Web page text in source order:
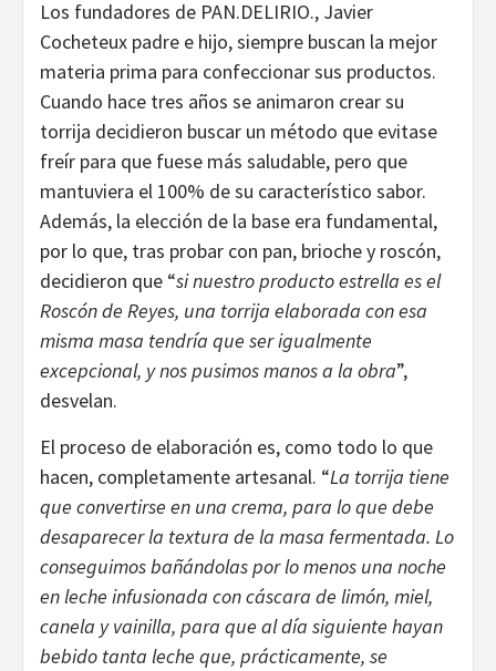
Los fundadores de PAN.DELIRIO., Javier
Cocheteux padre e hijo, siempre buscan la mejor
materia prima para confeccionar sus productos.
Cuando hace tres años se animaron crear su
torrija decidieron buscar un método que evitase
freír para que fuese más saludable, pero que
mantuviera el 100% de su característico sabor.
Además, la elección de la base era fundamental,
por lo que, tras probar con pan, brioche y roscón,
decidieron que “si nuestro producto estrella es el
Roscón de Reyes, una torrija elaborada con esa
misma masa tendría que ser igualmente
excepcional, y nos pusimos manos a la obra”,
desvelan.
El proceso de elaboración es, como todo lo que
hacen, completamente artesanal. “La torrija tiene
que convertirse en una crema, para lo que debe
desaparecer la textura de la masa fermentada. Lo
conseguimos bañándolas por lo menos una noche
en leche infusionada con cáscara de limón, miel,
canela y vainilla, para que al día siguiente hayan
bebido tanta leche que, prácticamente, se